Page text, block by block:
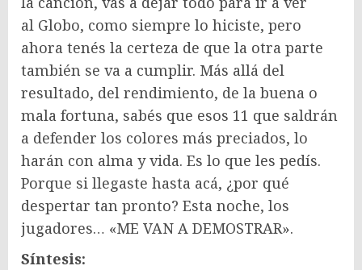
al Globo, como siempre lo hiciste, pero
ahora tenés la certeza de que la otra parte
también se va a cumplir. Más allá del
resultado, del rendimiento, de la buena o
mala fortuna, sabés que esos 11 que saldrán
a defender los colores más preciados, lo
harán con alma y vida. Es lo que les pedís.
Porque si llegaste hasta acá, ¿por qué
despertar tan pronto? Esta noche, los
jugadores… «ME VAN A DEMOSTRAR».
Síntesis: